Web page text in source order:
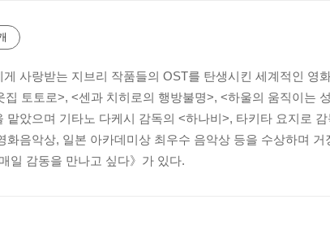
게 사랑받는 지브리 작품들의 OST를 탄생시킨 세계적인 영
집 토토로>, <센과 치히로의 행방불명>, <하울의 움직이는
맡았으며 기타노 다케시 감독의 <하나비>, 타키타 요지로
화음악상, 일본 아카데미상 최우수 음악상 등을 수상하며
일 감동을 만나고 싶다》가 있다.